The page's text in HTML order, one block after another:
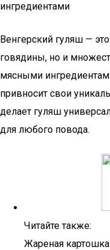
ингредиентами
Венгерский гуляш —
говядины, но и
мясными
привносит свои
делает гуляш
для любого повода.
Читайте также:
Жареная